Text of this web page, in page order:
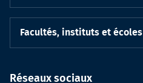
Facultés, instituts et écoles
Réseaux sociaux